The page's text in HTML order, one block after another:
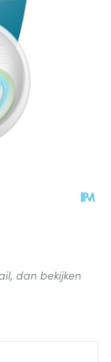
dan bekijken